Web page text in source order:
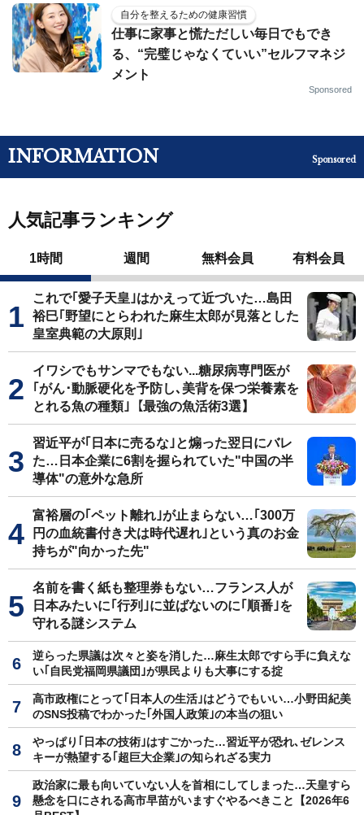
自分を整えるための健康習慣
仕事に家事と慌ただしい毎日でもでき
る、“完璧じゃなくていい”セルフマネジ
メント
Sponsored
INFORMATION Sponsored
人気記事ランキング
1時間 週間 無料会員 有料会員
これで｢愛子天皇｣はかえって近づいた…島田
裕巳｢野望にとらわれた麻生太郎が見落とした
皇室典範の大原則｣
イワシでもサンマでもない...糖尿病専門医が
｢がん･動脈硬化を予防し､美背を保つ栄養素を
とれる魚の種類｣【最強の魚活術3選】
習近平が｢日本に売るな｣と煽った翌日にバレ
た…日本企業に6割を握られていた"中国の半
導体"の意外な急所
富裕層の｢ペット離れ｣が止まらない…｢300万
円の血統書付き犬は時代遅れ｣という真のお金
持ちが"向かった先"
名前を書く紙も整理券もない…フランス人が
日本みたいに｢行列｣に並ばないのに｢順番｣を
守れる謎システム
逆らった県議は次々と姿を消した…麻生太郎ですら手に負えな
い｢自民党福岡県議団｣が県民よりも大事にする掟
高市政権にとって｢日本人の生活｣はどうでもいい…小野田紀美
のSNS投稿でわかった｢外国人政策｣の本当の狙い
やっぱり｢日本の技術｣はすごかった…習近平が恐れ､ゼレンス
キーが熱望する｢超巨大企業｣の知られざる実力
政治家に最も向いていない人を首相にしてしまった…天皇すら
懸念を口にされる高市早苗がいますぐやるべきこと【2026年6